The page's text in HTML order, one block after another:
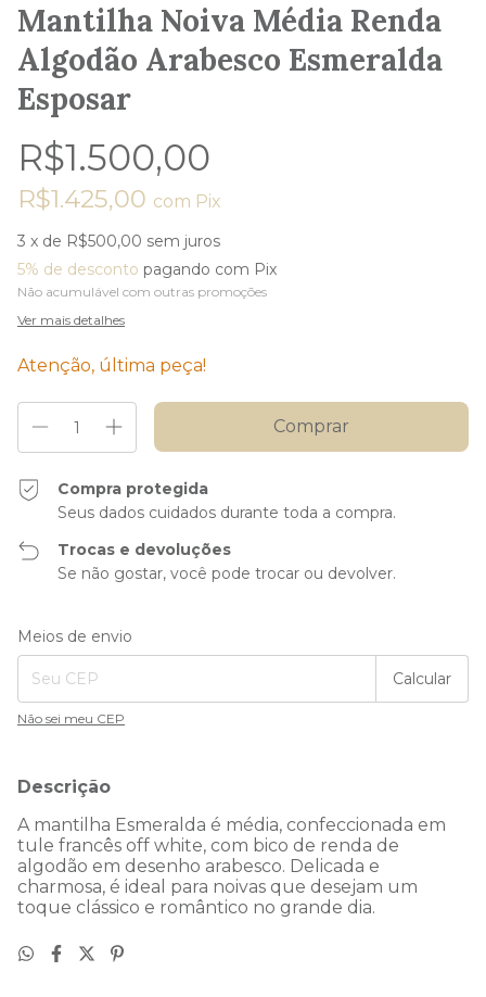
Mantilha Noiva Média Renda
Algodão Arabesco Esmeralda
Esposar
R$1.500,00
R$1.425,00 com Pix
3 x de R$500,00 sem juros
5% de desconto pagando com Pix
Não acumulável com outras promoções
Ver mais detalhes
Atenção, última peça!
Compra protegida
Seus dados cuidados durante toda a compra.
Trocas e devoluções
Se não gostar, você pode trocar ou devolver.
Entregas para o CEP:
Meios de envio
Calcular
Não sei meu CEP
Descrição
A mantilha Esmeralda é média, confeccionada em
tule francês off white, com bico de renda de
algodão em desenho arabesco. Delicada e
charmosa, é ideal para noivas que desejam um
toque clássico e romântico no grande dia.